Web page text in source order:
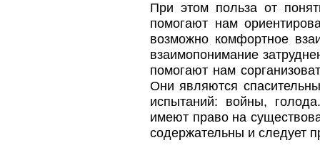
При этом польза от
помогают нам
возможно комфортное
взаимопонимание
помогают нам
Они являются
испытаний: войны,
имеют право на
содержательны и следует